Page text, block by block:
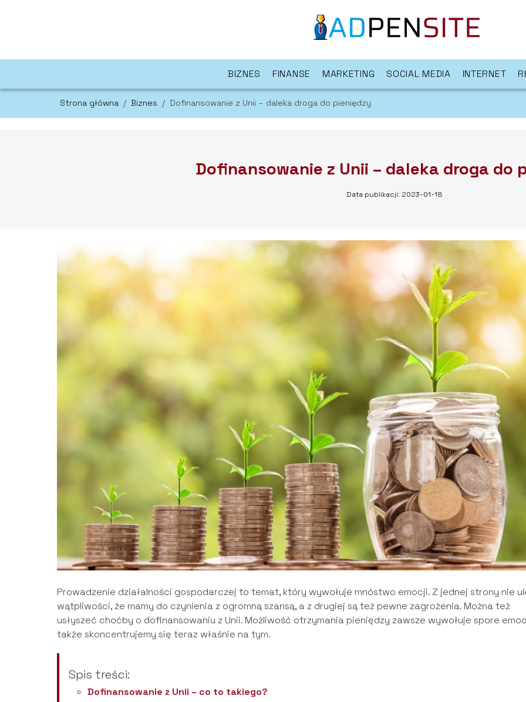
BIZNES FINANSE MARKETING SOCIAL MEDIA INTERNET
Strona główna / Biznes / Dofinansowanie z Unii – daleka droga do pieniędzy
Dofinansowanie z Unii – daleka droga do
Data publikacji: 2023-01-18
Prowadzenie działalności gospodarczej to temat, który wywołuje mnóstwo emocji. Z jednej strony nie
wątpliwości, że mamy do czynienia z ogromną szansą, a z drugiej są też pewne zagrożenia. Można też
usłyszeć choćby o dofinansowaniu z Unii. Możliwość otrzymania pieniędzy zawsze wywołuje spore
także skoncentrujemy się teraz właśnie na tym.
Spis treści:
Dofinansowanie z Unii – co to takiego?